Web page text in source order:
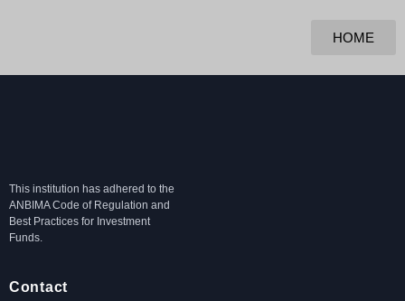
HOME
This institution has adhered to the
ANBIMA Code of Regulation and
Best Practices for Investment
Funds.
Contact